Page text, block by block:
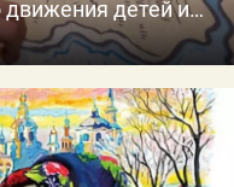
движения детей и